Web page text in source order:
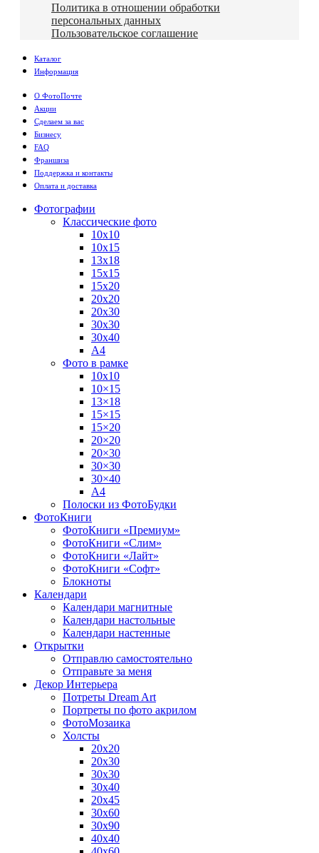
Политика в отношении обработки
персональных данных
Пользовательское соглашение
Каталог
Информация
О ФотоПочте
Акции
Сделаем за вас
Бизнесу
FAQ
Франшиза
Поддержка и контакты
Оплата и доставка
Фотографии
Классические фото
10х10
10х15
13х18
15х15
15х20
20х20
20х30
30х30
30х40
А4
Фото в рамке
10х10
10×15
13×18
15×15
15×20
20×20
20×30
30×30
30×40
A4
Полоски из ФотоБудки
ФотоКниги
ФотоКниги «Премиум»
ФотоКниги «Слим»
ФотоКниги «Лайт»
ФотоКниги «Софт»
Блокноты
Календари
Календари магнитные
Календари настольные
Календари настенные
Открытки
Отправлю самостоятельно
Отправьте за меня
Декор Интерьера
Потреты Dream Art
Портреты по фото акрилом
ФотоМозаика
Холсты
20х20
20х30
30х30
30х40
20х45
30х60
30х90
40х40